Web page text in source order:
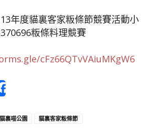
年度貓裏客家粄條節競賽活動小
粄條料理競賽
cFz66QTvVAiuMKgW6
貓裏喵公園 貓裏客家粄條節